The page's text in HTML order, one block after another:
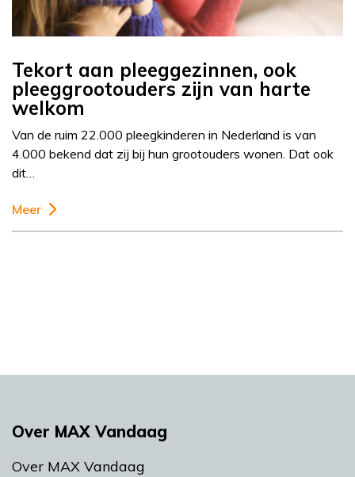
Tekort aan pleeggezinnen, ook
pleeggrootouders zijn van harte
welkom
Van de ruim 22.000 pleegkinderen in Nederland is van
4.000 bekend dat zij bij hun grootouders wonen. Dat ook
dit…
Meer
Over MAX Vandaag
Over MAX Vandaag